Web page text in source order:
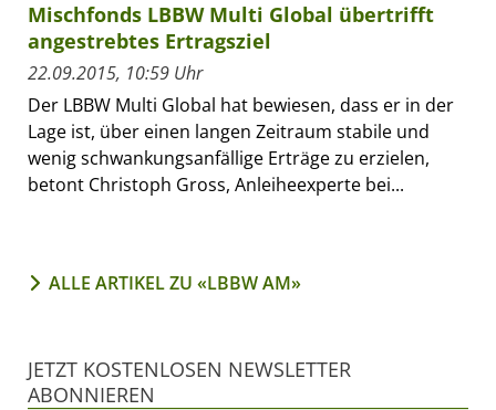
Mischfonds LBBW Multi Global übertrifft
angestrebtes Ertragsziel
22.09.2015, 10:59 Uhr
Der LBBW Multi Global hat bewiesen, dass er in der
Lage ist, über einen langen Zeitraum stabile und
wenig schwankungsanfällige Erträge zu erzielen,
betont Christoph Gross, Anleiheexperte bei...
ALLE ARTIKEL ZU «LBBW AM»
JETZT KOSTENLOSEN NEWSLETTER
ABONNIEREN